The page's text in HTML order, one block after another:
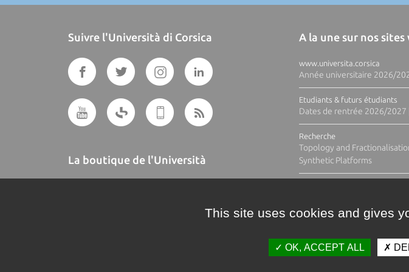
Suivre l'Università di Corsica
La boutique de l'Università
A la une sur nos sites
www.universita.corsica
Année universitaire 2026/
Etudiants & futurs étudiants
Dates de rentrée 2026/2027
Recherche
Topology and
Synthetic Platforms
This site uses cookies and gives
OK, ACCEPT ALL